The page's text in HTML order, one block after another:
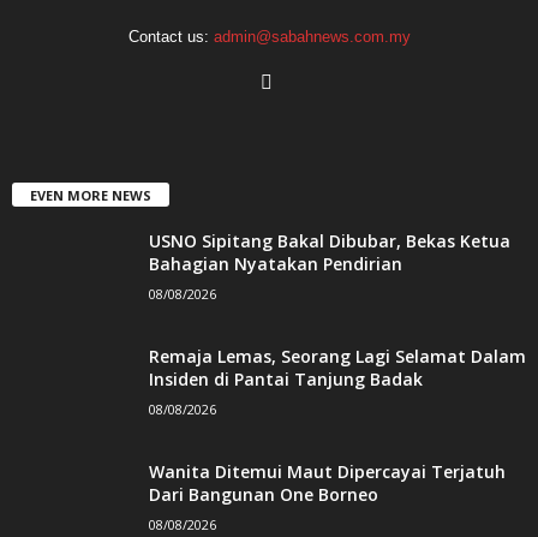
Contact us: admin@sabahnews.com.my
EVEN MORE NEWS
USNO Sipitang Bakal Dibubar, Bekas Ketua
Bahagian Nyatakan Pendirian
08/08/2026
Remaja Lemas, Seorang Lagi Selamat Dalam
Insiden di Pantai Tanjung Badak
08/08/2026
Wanita Ditemui Maut Dipercayai Terjatuh
Dari Bangunan One Borneo
08/08/2026